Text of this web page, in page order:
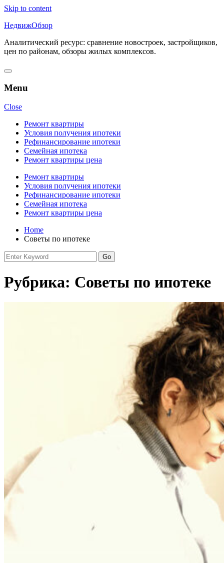
Skip to content
НедвижОбзор
Аналитический ресурс: сравнение новостроек, застройщиков,
цен по районам, обзоры жилых комплексов.
Menu
Close
Ремонт квартиры
Условия получения ипотеки
Рефинансирование ипотеки
Семейная ипотека
Ремонт квартиры цена
Ремонт квартиры
Условия получения ипотеки
Рефинансирование ипотеки
Семейная ипотека
Ремонт квартиры цена
Home
Советы по ипотеке
Рубрика: Советы по ипотеке